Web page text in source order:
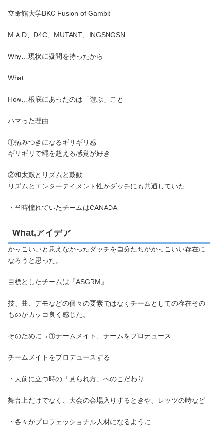
立命館大学BKC Fusion of Gambit
M.A.D、D4C、MUTANT、INGSNGSN
Why…現状に疑問を持ったから
What…
How…根底にあったのは「遊ぶ」こと
ハマった理由
①病みつきになるギリギリ感
ギリギリで縄を超える感覚が好き
②和太鼓とリズムと鼓動
リズムとエンターテイメント性がダッチにも共通していた
・当時憧れていたチームはCANADA
What,アイデア
かっこいいと思えなかったダッチを自分たちがかっこいい存在に
なろうと思った。
目標としたチームは『ASGRM』
技、曲、デモなどの個々の要素ではなくチームとしての存在その
ものがカッコ良く感じた。
そのために→①チームメイト、チームをプロデュース
チームメイトをプロデュースする
・人前に立つ時の「見られ方」へのこだわり
舞台上だけでなく、大会の会場入りするときや、レッツの時など
・各々がプロフェッショナル人材になるように